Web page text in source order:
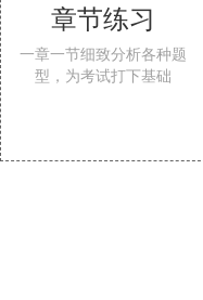
章节练习
一章一节细致分析各种题
型，为考试打下基础